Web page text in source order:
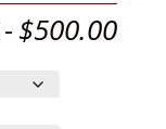
-$500.00